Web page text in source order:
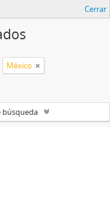
Cerrar
México
búsqueda